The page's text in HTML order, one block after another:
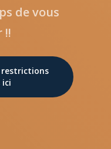
de vous
!!
restrictions